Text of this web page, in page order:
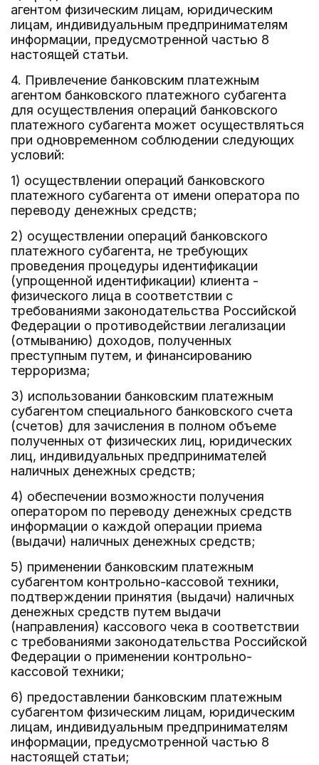
агентом физическим лицам, юридическим
лицам, индивидуальным предпринимателям
информации, предусмотренной частью 8
настоящей статьи.
4. Привлечение банковским платежным
агентом банковского платежного субагента
для осуществления операций банковского
платежного субагента может осуществляться
при одновременном соблюдении следующих
условий:
1) осуществлении операций банковского
платежного субагента от имени оператора по
переводу денежных средств;
2) осуществлении операций банковского
платежного субагента, не требующих
проведения процедуры идентификации
(упрощенной идентификации) клиента -
физического лица в соответствии с
требованиями законодательства Российской
Федерации о противодействии легализации
(отмыванию) доходов, полученных
преступным путем, и финансированию
терроризма;
3) использовании банковским платежным
субагентом специального банковского счета
(счетов) для зачисления в полном объеме
полученных от физических лиц, юридических
лиц, индивидуальных предпринимателей
наличных денежных средств;
4) обеспечении возможности получения
оператором по переводу денежных средств
информации о каждой операции приема
(выдачи) наличных денежных средств;
5) применении банковским платежным
субагентом контрольно-кассовой техники,
подтверждении принятия (выдачи) наличных
денежных средств путем выдачи
(направления) кассового чека в соответствии
с требованиями законодательства Российской
Федерации о применении контрольно-
кассовой техники;
6) предоставлении банковским платежным
субагентом физическим лицам, юридическим
лицам, индивидуальным предпринимателям
информации, предусмотренной частью 8
настоящей статьи;